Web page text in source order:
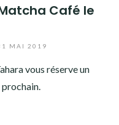
Café le
MAI 2019
vous réserve un